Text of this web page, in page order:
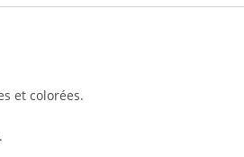
et colorées.